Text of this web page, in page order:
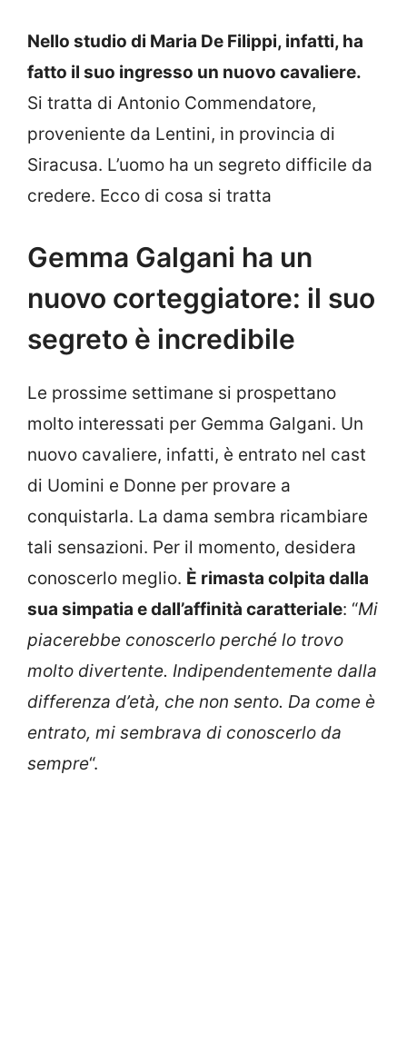
Nello studio di Maria De Filippi, infatti, ha
fatto il suo ingresso un nuovo cavaliere.
Si tratta di Antonio Commendatore,
proveniente da Lentini, in provincia di
Siracusa. L’uomo ha un segreto difficile da
credere. Ecco di cosa si tratta
Gemma Galgani ha un
nuovo corteggiatore: il suo
segreto è incredibile
Le prossime settimane si prospettano
molto interessati per Gemma Galgani. Un
nuovo cavaliere, infatti, è entrato nel cast
di Uomini e Donne per provare a
conquistarla. La dama sembra ricambiare
tali sensazioni. Per il momento, desidera
conoscerlo meglio. È rimasta colpita dalla
sua simpatia e dall’affinità caratteriale: “Mi
piacerebbe conoscerlo perché lo trovo
molto divertente. Indipendentemente dalla
differenza d’età, che non sento. Da come è
entrato, mi sembrava di conoscerlo da
sempre“.